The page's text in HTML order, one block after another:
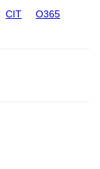
CIT O365